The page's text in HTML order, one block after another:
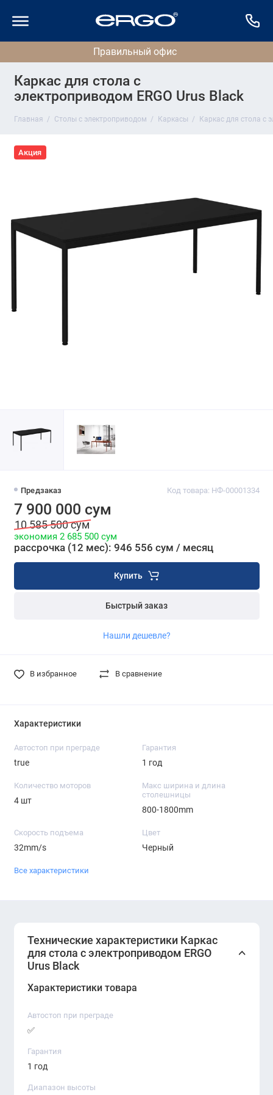
Каркас для стола с
электроприводом ERGO Urus Black
Главная Столы с электроприводом Каркасы Каркас для стола с
Акция
Предзаказ Код товара: НФ-00001334
7 900 000 сум
10 585 500 сум
экономия 2 685 500 сум
рассрочка (12 мес): 946 556 сум / месяц
Купить
Быстрый заказ
Нашли дешевле?
В избранное В сравнение
Характеристики
Автостоп при преграде
true
Гарантия
1 год
Количество моторов
4 шт
Макс ширина и длина
столешницы
800-1800mm
Скорость подъема
32mm/s
Цвет
Черный
Все характеристики
Технические характеристики Каркас
для стола с электроприводом ERGO
Urus Black
Характеристики товара
Автостоп при преграде
✅
Гарантия
1 год
Диапазон высоты